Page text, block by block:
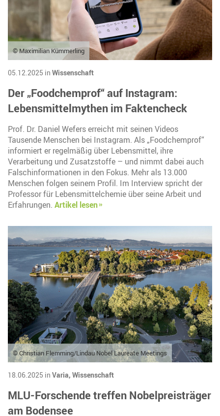
© Maximilian Kümmerling
05.12.2025 in Wissenschaft
Der „Foodchemprof“ auf Instagram:
Lebensmittelmythen im Faktencheck
Prof. Dr. Daniel Wefers erreicht mit seinen Videos
Tausende Menschen bei Instagram. Als „Foodchemprof“
informiert er regelmäßig über Lebensmittel, ihre
Verarbeitung und Zusatzstoffe – und nimmt dabei auch
Falschinformationen in den Fokus. Mehr als 13.000
Menschen folgen seinem Profil. Im Interview spricht der
Professor für Lebensmittelchemie über seine Arbeit und
Erfahrungen. Artikel lesen
© Christian Flemming/Lindau Nobel Laureate Meetings
18.06.2025 in Varia, Wissenschaft
MLU-Forschende treffen Nobelpreisträger
am Bodensee